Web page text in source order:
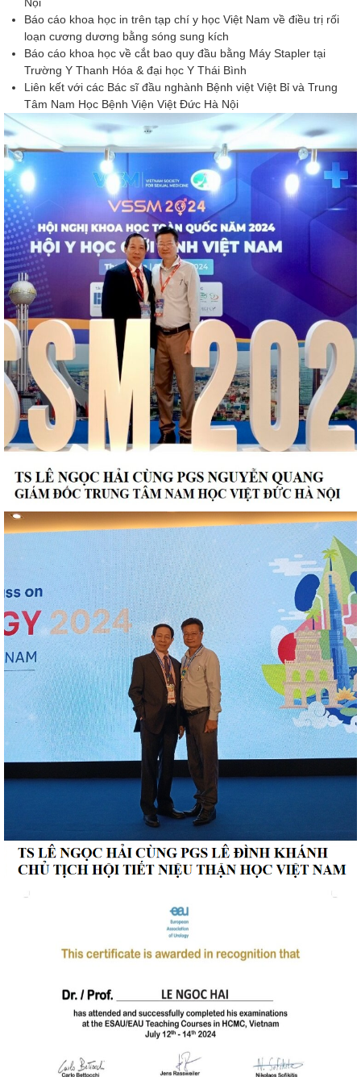
Báo cáo khoa học in trên tạp chí y học Việt Nam về điều trị rối
loạn cương dương bằng sóng sung kích
Báo cáo khoa học về cắt bao quy đầu bằng Máy Stapler tại
Trường Y Thanh Hóa & đại học Y Thái Bình
Liên kết với các Bác sĩ đầu nghành Bệnh việt Việt Bỉ và Trung
Tâm Nam Học Bệnh Viện Việt Đức Hà Nội